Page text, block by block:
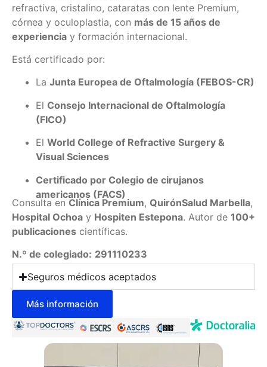
refractiva, cristalino, cataratas con lente Premium,
córnea y oculoplastia, con más de 15 años de
experiencia y formación internacional.
Está certificado por:
La Junta Europea de Oftalmología (FEBOS-CR)
El Consejo Internacional de Oftalmología
(FICO)
El World College of Refractive Surgery &
Visual Sciences
Certificado por Colegio de cirujanos
americanos (FACS)
Consulta en Clínica Premium, QuirónSalud Marbella,
Hospital Ochoa y Hospiten Estepona. Autor de 100+
publicaciones científicas.
N.º de colegiado: 291110233
Seguros médicos aceptados
Más información